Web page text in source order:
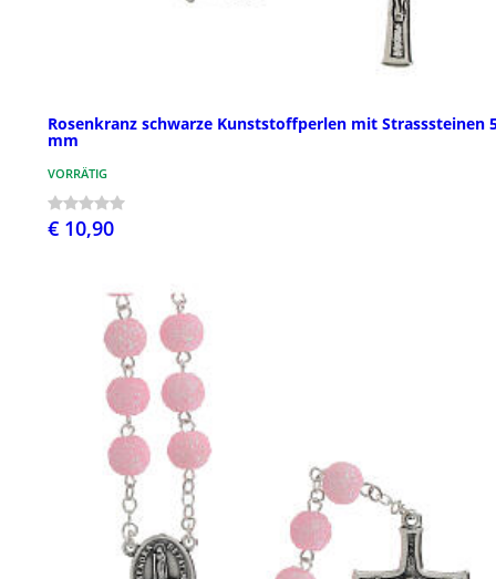
Rosenkranz schwarze Kunststoffperlen mit Strasssteinen
mm
VORRÄTIG
€ 10,90